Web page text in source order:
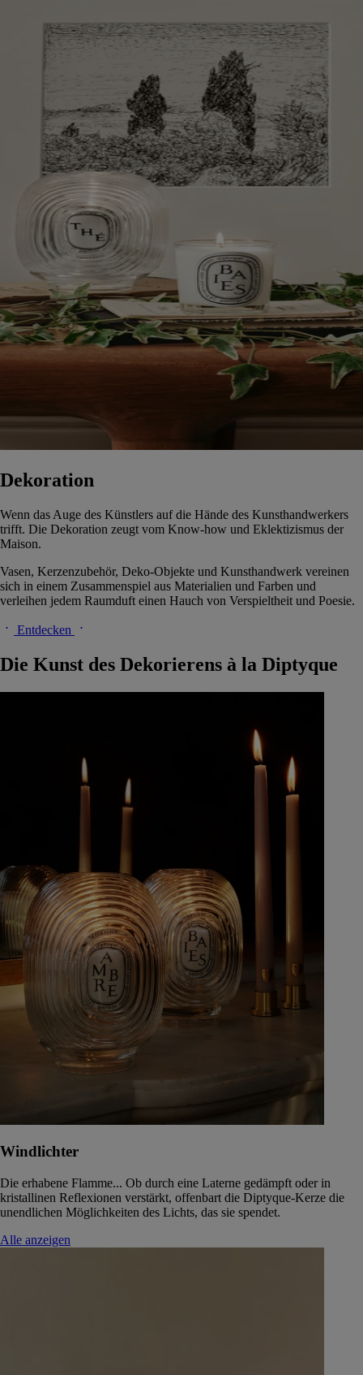
Dekoration
Wenn das Auge des Künstlers auf die Hände des Kunsthandwerkers
trifft. Die Dekoration zeugt vom Know-how und Eklektizismus der
Maison.
Vasen, Kerzenzubehör, Deko-Objekte und Kunsthandwerk vereinen
sich in einem Zusammenspiel aus Materialien und Farben und
verleihen jedem Raumduft einen Hauch von Verspieltheit und Poesie.
Entdecken
Die Kunst des Dekorierens à la Diptyque
Windlichter
Die erhabene Flamme... Ob durch eine Laterne gedämpft oder in
kristallinen Reflexionen verstärkt, offenbart die Diptyque-Kerze die
unendlichen Möglichkeiten des Lichts, das sie spendet.
Alle anzeigen